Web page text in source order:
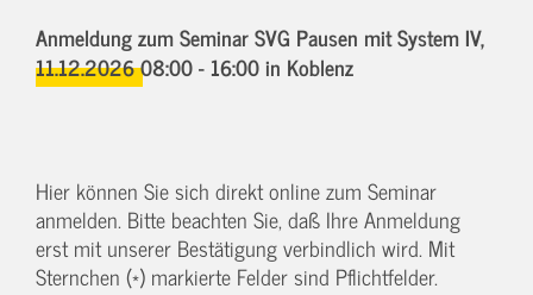
Anmeldung zum Seminar SVG Pausen mit System IV,
11.12.2026 08:00 - 16:00in Koblenz
Hier können Sie sich direkt online zum Seminar
anmelden. Bitte beachten Sie, daß Ihre Anmeldung
erst mit unserer Bestätigung verbindlich wird. Mit
Sternchen (*) markierte Felder sind Pflichtfelder.